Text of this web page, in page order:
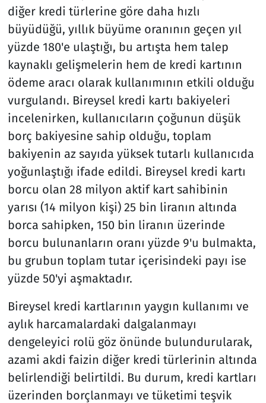
diğer kredi türlerine göre daha hızlı
büyüdüğü, yıllık büyüme oranının geçen yıl
yüzde 180'e ulaştığı, bu artışta hem talep
kaynaklı gelişmelerin hem de kredi kartının
ödeme aracı olarak kullanımının etkili olduğu
vurgulandı. Bireysel kredi kartı bakiyeleri
incelenirken, kullanıcıların çoğunun düşük
borç bakiyesine sahip olduğu, toplam
bakiyenin az sayıda yüksek tutarlı kullanıcıda
yoğunlaştığı ifade edildi. Bireysel kredi kartı
borcu olan 28 milyon aktif kart sahibinin
yarısı (14 milyon kişi) 25 bin liranın altında
borca sahipken, 150 bin liranın üzerinde
borcu bulunanların oranı yüzde 9'u bulmakta,
bu grubun toplam tutar içerisindeki payı ise
yüzde 50'yi aşmaktadır.
Bireysel kredi kartlarının yaygın kullanımı ve
aylık harcamalardaki dalgalanmayı
dengeleyici rolü göz önünde bulundurularak,
azami akdi faizin diğer kredi türlerinin altında
belirlendiği belirtildi. Bu durum, kredi kartları
üzerinden borçlanmayı ve tüketimi teşvik